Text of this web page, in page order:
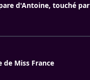
d'Antoine, touché par
de Miss France